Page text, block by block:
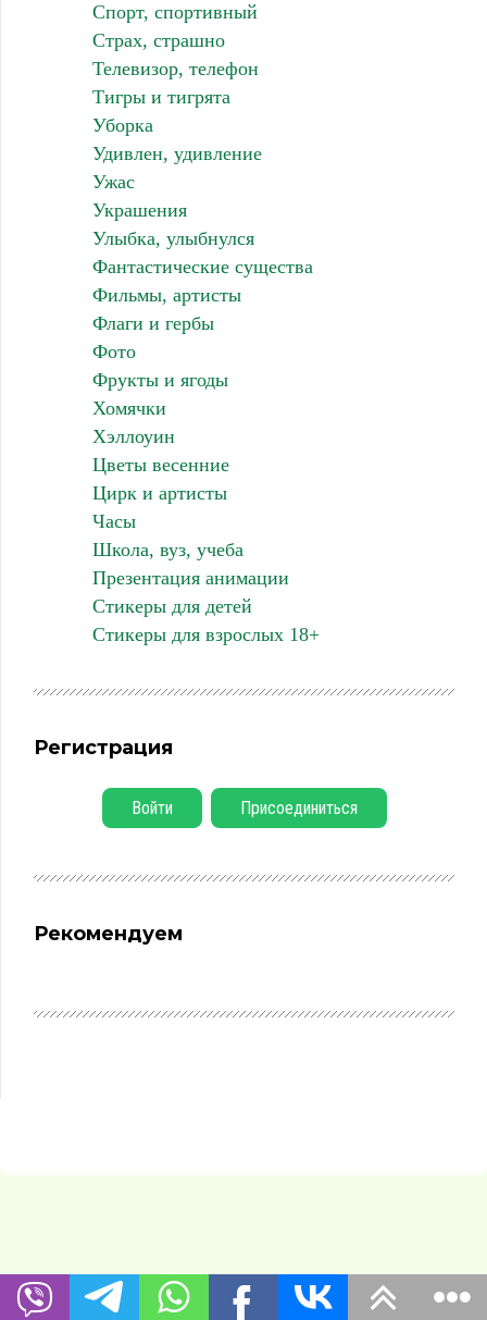
Спорт, спортивный
Страх, страшно
Телевизор, телефон
Тигры и тигрята
Уборка
Удивлен, удивление
Ужас
Украшения
Улыбка, улыбнулся
Фантастические существа
Фильмы, артисты
Флаги и гербы
Фото
Фрукты и ягоды
Хомячки
Хэллоуин
Цветы весенние
Цирк и артисты
Часы
Школа, вуз, учеба
Презентация анимации
Стикеры для детей
Стикеры для взрослых 18+
Регистрация
Войти Присоединиться
Рекомендуем